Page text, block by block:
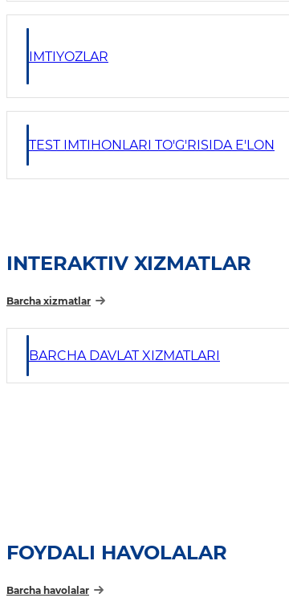
IMTIYOZLAR
TEST IMTIHONLARI TO'G'RISIDA E'LON
INTERAKTIV XIZMATLAR
Barcha xizmatlar
BARCHA DAVLAT XIZMATLARI
FOYDALI HAVOLALAR
Barcha havolalar